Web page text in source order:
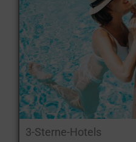
3-Sterne-Hotels